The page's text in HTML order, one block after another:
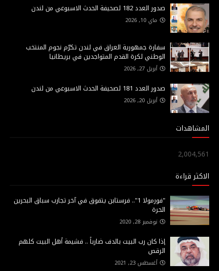
صدور العدد 182 لصحيفة الحدث الاسبوعي من لندن
ماي 10, 2026
سفارة جمهورية العراق في لندن تكرّم نجوم المنتخب
الوطني لكرة القدم المتواجدين في بريطانيا
أبريل 27, 2026
صدور العدد 181 لصحيفة الحدث الاسبوعي من لندن
أبريل 20, 2026
المشاهدات
2,004,561
الاكثر قراءة
"فورمولا 1".. فرستابن يتفوق في آخر تجارب سباق البحرين
الحرة
نوفمبر 28, 2020
إذا كان رب البيت بالدف ضارباً .. فشيمة أهل البيت كلهم
الرقص
أغسطس 23, 2021